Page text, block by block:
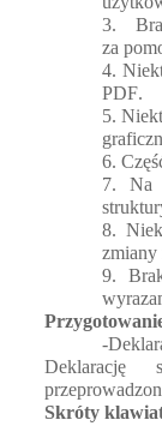
3.
za
4.
PDF.
5.
6.
7. Na
8.
zmiany
9.
-
Deklarację
Skróty